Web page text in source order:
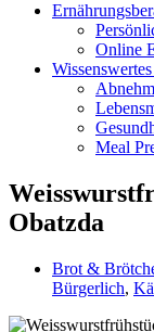
Online
Meal
Obatzda
Brot &
Bürgerlich,